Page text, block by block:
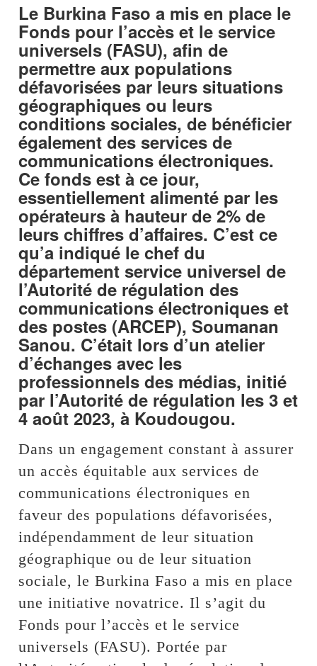
Le Burkina Faso a mis en place le
Fonds pour l’accès et le service
universels (FASU), afin de
permettre aux populations
défavorisées par leurs situations
géographiques ou leurs
conditions sociales, de bénéficier
également des services de
communications électroniques.
Ce fonds est à ce jour,
essentiellement alimenté par les
opérateurs à hauteur de 2% de
leurs chiffres d’affaires. C’est ce
qu’a indiqué le chef du
département service universel de
l’Autorité de régulation des
communications électroniques et
des postes (ARCEP), Soumanan
Sanou. C’était lors d’un atelier
d’échanges avec les
professionnels des médias, initié
par l’Autorité de régulation les 3 et
4 août 2023, à Koudougou.
Dans un engagement constant à assurer
un accès équitable aux services de
communications électroniques en
faveur des populations défavorisées,
indépendamment de leur situation
géographique ou de leur situation
sociale, le Burkina Faso a mis en place
une initiative novatrice. Il s’agit du
Fonds pour l’accès et le service
universels (FASU). Portée par